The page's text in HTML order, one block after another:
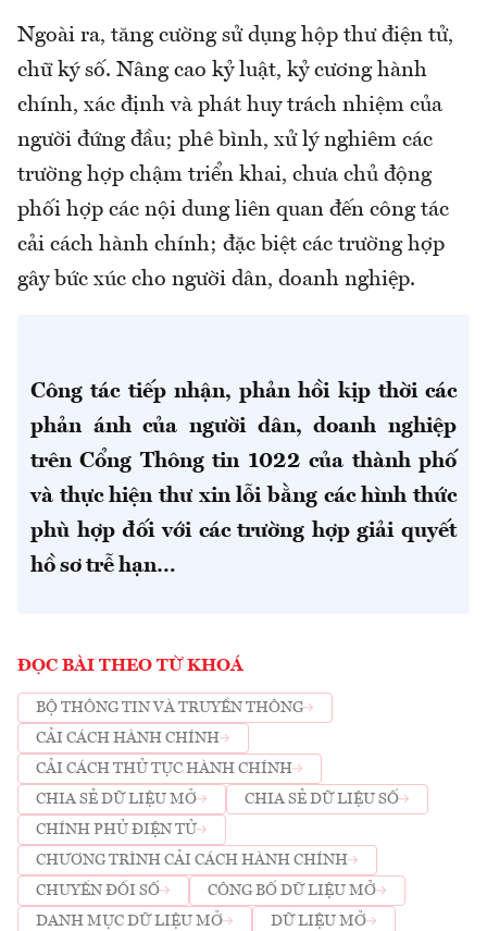
Ngoài ra, tăng cường sử dụng hộp thư điện tử,
chữ ký số. Nâng cao kỷ luật, kỷ cương hành
chính, xác định và phát huy trách nhiệm của
người đứng đầu; phê bình, xử lý nghiêm các
trường hợp chậm triển khai, chưa chủ động
phối hợp các nội dung liên quan đến công tác
cải cách hành chính; đặc biệt các trường hợp
gây bức xúc cho người dân, doanh nghiệp.
Công tác tiếp nhận, phản hồi kịp thời các
phản ánh của người dân, doanh nghiệp
trên Cổng Thông tin 1022 của thành phố
và thực hiện thư xin lỗi bằng các hình thức
phù hợp đối với các trường hợp giải quyết
hồ sơ trễ hạn…
ĐỌC BÀI THEO TỪ KHOÁ
BỘ THÔNG TIN VÀ TRUYỀN THÔNG
CẢI CÁCH HÀNH CHÍNH
CẢI CÁCH THỦ TỤC HÀNH CHÍNH
CHIA SẺ DỮ LIỆU MỞ
CHIA SẺ DỮ LIỆU SỐ
CHÍNH PHỦ ĐIỆN TỬ
CHƯƠNG TRÌNH CẢI CÁCH HÀNH CHÍNH
CHUYỂN ĐỔI SỐ
CÔNG BỐ DỮ LIỆU MỞ
DANH MỤC DỮ LIỆU MỞ
DỮ LIỆU MỞ